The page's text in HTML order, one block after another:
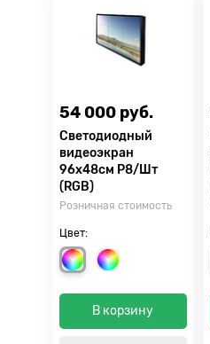
54 000 руб.
Светодиодный
видеоэкран
96х48см Р8/Шт
(RGB)
Розничная стоимость
Цвет:
В корзину